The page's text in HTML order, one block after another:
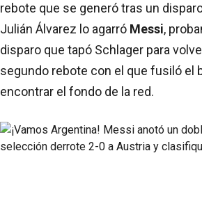
rebote que se generó tras un
Julián Álvarez lo agarró Messi,
disparo que tapó Schlager para
segundo rebote con el que fusiló el
encontrar el fondo de la red.